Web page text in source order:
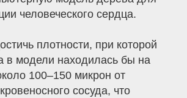
человеческого сердца.
плотности, при которой
в модели находилась бы на
100–150 микрон от
сосуда, что